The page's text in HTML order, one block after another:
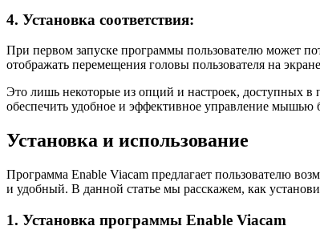
4. Установка соответствия:
При первом запуске программы пользователю может
отображать перемещения головы пользователя на
Это лишь некоторые из опций и настроек, доступных в
обеспечить удобное и эффективное управление мышью
Установка и использование
Программа Enable Viacam предлагает пользователю
и удобный. В данной статье мы расскажем, как
1. Установка программы Enable Viacam